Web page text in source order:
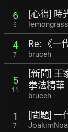
6
6
[心得]
4
7
Re: 《一
bruceh
5
11
[新聞] 王
拳法精華
bruceh
1
7
[問題] 一